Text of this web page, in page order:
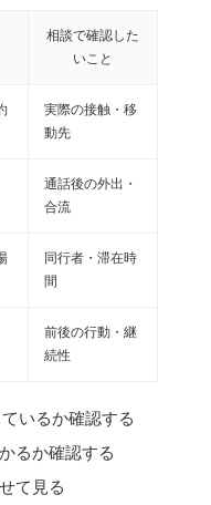
相談で確認した
いこと
実際の接触・移
動先
通話後の外出・
合流
同行者・滞在時
間
前後の行動・継
続性
いるか確認する
るか確認する
て見る